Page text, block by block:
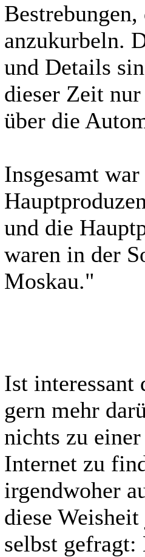
anzukurbeln.
und Details
dieser Zeit
über die
Insgesamt
und die
waren in der
Moskau."
Ist interessant
gern mehr
nichts zu
Internet zu
irgendwoher
diese
selbst